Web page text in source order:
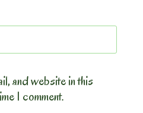
and website in this
I comment.